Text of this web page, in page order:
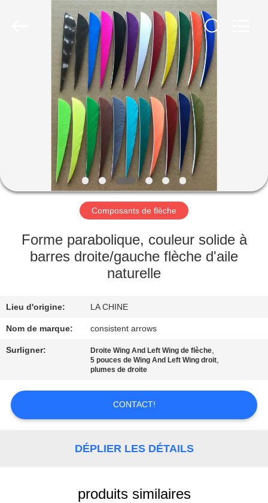
MAISON
PRODUITS
SUJET
DE
VISITE
CONTRÔLE
DE
QUALITÉ
CONTACTEZ-
NOUS
DEMANDEZ
CITATION
Composants de flèche
Forme parabolique, couleur solide à
barres droite/gauche flèche d'aile
naturelle
Lieu d'origine: LA CHINE
Nom de marque: consistent arrows
Surligner: Droite Wing And Left Wing de flèche,
5 pouces de Wing And Left Wing droit,
plumes de droite
CONTACT!
DÉPLIER LES DÉTAILS
produits similaires